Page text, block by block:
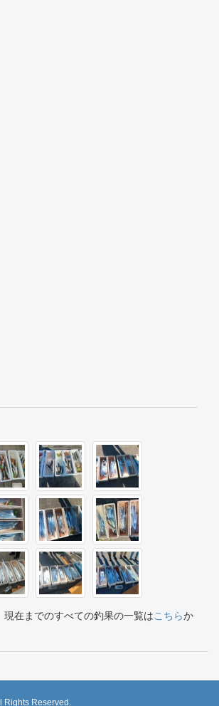
現在までのすべての釣果の一覧はこちらか
Rights Reserved.